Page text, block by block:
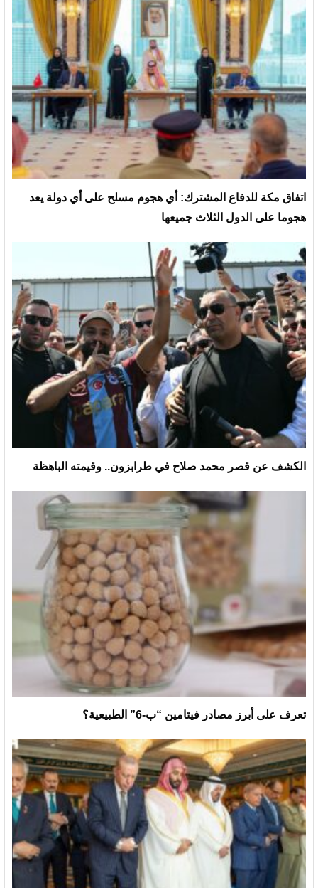
‏اتفاق مكة للدفاع المشترك: أي هجوم مسلح على أي دولة يعد
هجوما على الدول الثلاث جميعها
الكشف عن قصر محمد صلاح في طرابزون.. وقيمته الباهظة
تعرف على أبرز مصادر فيتامين “ب-6” الطبيعية؟